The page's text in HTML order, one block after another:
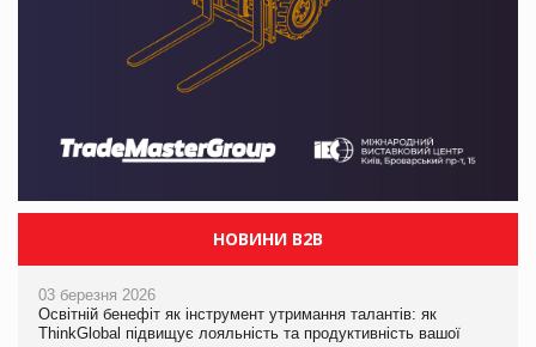
НОВИНИ B2B
03 березня 2026
Освітній бенефіт як інструмент утримання талантів: як
ThinkGlobal підвищує лояльність та продуктивність вашої